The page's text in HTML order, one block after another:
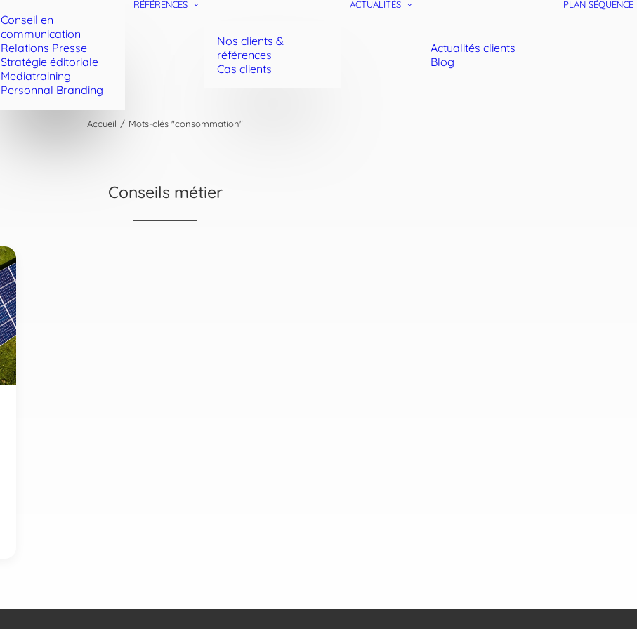
Conseil en
communication
Relations Presse
Stratégie éditoriale
Mediatraining
Personnal Branding
RÉFÉRENCES
Nos clients &
références
Cas clients
ACTUALITÉS
Actualités clients
Blog
PLAN SÉQUENCE
Accueil Mots-clés "consommation"
Conseils métier